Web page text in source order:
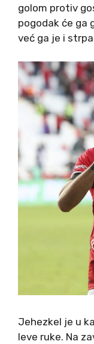
golom protiv
pogodak će ga
već ga je i
Jehezkel je u
leve ruke. Na